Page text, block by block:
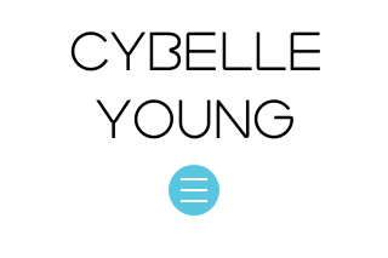
Cybelle
Young